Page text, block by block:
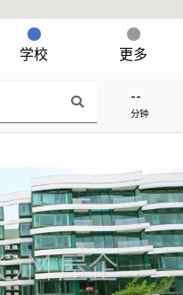
--
分钟
学校 更多